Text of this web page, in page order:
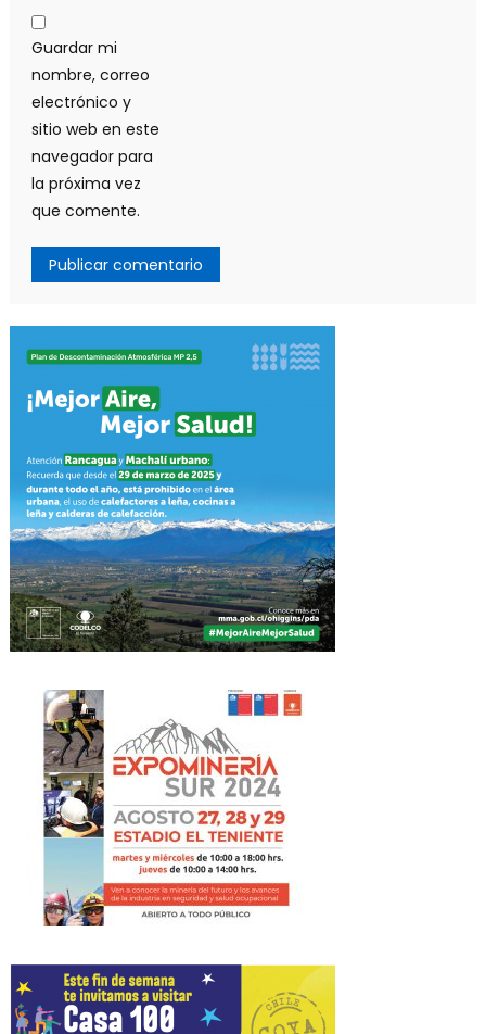
Guardar mi
nombre, correo
electrónico y
sitio web en este
navegador para
la próxima vez
que comente.